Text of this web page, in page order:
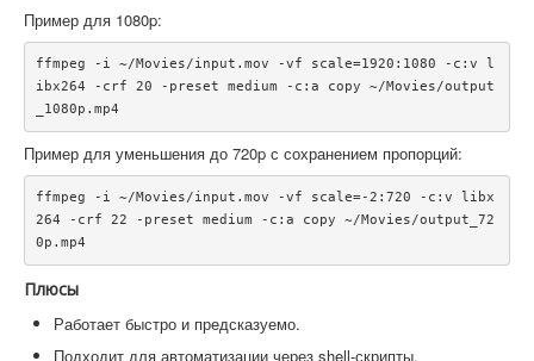
Пример для 1080p:
ffmpeg -i ~/Movies/input.mov -vf scale=1920:1080 -c:v l
ibx264 -crf 20 -preset medium -c:a copy ~/Movies/output
Пример для уменьшения до 720p с сохранением пропорций:
ffmpeg -i ~/Movies/input.mov -vf scale=-2:720 -c:v libx
264 -crf 22 -preset medium -c:a copy ~/Movies/output_72
Плюсы
Работает быстро и предсказуемо.
Подходит для автоматизации через shell-скрипты.